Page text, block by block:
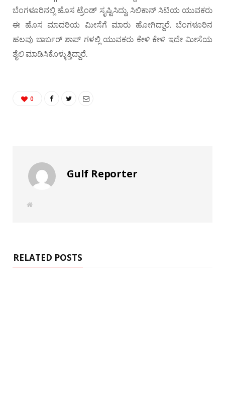
ಬೆಂಗಳೂರಿನಲ್ಲಿ ಹೊಸ ಟ್ರೆಂಡ್ ಸೃಷ್ಟಿಸಿದ್ದು, ಸಿಲಿಕಾನ್ ಸಿಟಿಯ ಯುವಕರು
ಈ ಹೊಸ ಮಾದರಿಯ ಮೀಸೆಗೆ ಮಾರು ಹೋಗಿದ್ದಾರೆ. ಬೆಂಗಳೂರಿನ
ಹಲವು ಬಾರ್ಬರ್ ಶಾಪ್ ಗಳಲ್ಲಿ ಯುವಕರು ಕೇಳಿ ಕೇಳಿ ಇದೇ ಮೀಸೆಯ
ಶೈಲಿ ಮಾಡಿಸಿಕೊಳ್ಳುತ್ತಿದ್ದಾರೆ.
0
Gulf Reporter
W
RELATED POSTS